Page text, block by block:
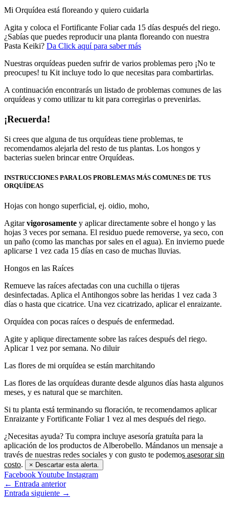
Mi Orquídea está floreando y quiero cuidarla
Agita y coloca el Fortificante Foliar cada 15 días después del riego.
¿Sabías que puedes reproducir una planta floreando con nuestra
Pasta Keiki? Da Click aquí para saber más
Nuestras orquídeas pueden sufrir de varios problemas pero ¡No te
preocupes! tu Kit incluye todo lo que necesitas para combartirlas.
A continuación encontrarás un listado de problemas comunes de las
orquídeas y como utilizar tu kit para corregirlas o prevenirlas.
¡Recuerda!
Si crees que alguna de tus orquídeas tiene problemas, te
recomendamos alejarla del resto de tus plantas. Los hongos y
bacterias suelen brincar entre Orquídeas.
INSTRUCCIONES PARA LOS PROBLEMAS MÁS COMUNES DE TUS
ORQUÍDEAS
Hojas con hongo superficial, ej. oidio, moho,
Agitarvigorosamente y aplicar directamente sobre el hongo y las
hojas 3 veces por semana. El residuo puede removerse, ya seco, con
un paño (como las manchas por sales en el agua). En invierno puede
aplicarse 1 vez cada 15 días en caso de muchas lluvias.
Hongos en las Raíces
Remueve las raíces afectadas con una cuchilla o tijeras
desinfectadas. Aplica el Antihongos sobre las heridas 1 vez cada 3
días o hasta que cicatrice. Una vez cicatrizado, aplicar el enraizante.
Orquídea con pocas raíces o después de enfermedad.
Agite y aplique directamente sobre las raíces después del riego.
Aplicar 1 vez por semana. No diluir
Las flores de mi orquídea se están marchitando
Las flores de las orquídeas durante desde algunos días hasta algunos
meses, y es natural que se marchiten.
Si tu planta está terminando su floración, te recomendamos aplicar
Enraizante y Fortificante Foliar 1 vez al mes después del riego.
¿Necesitas ayuda? Tu compra incluye asesoría gratuíta para la
aplicación de los productos de Alberobello. Mándanos un mensaje a
través de nuestras redes sociales y con gusto te podemos asesorar sin
costo. × Descartar esta alerta.
FacebookYoutube Instagram
← Entrada anterior
Entrada siguiente →